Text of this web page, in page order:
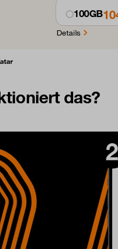
100GB
Details
das?